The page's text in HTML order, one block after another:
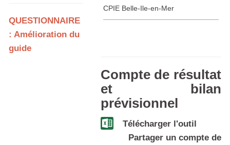
QUESTIONNAIRE
: Amélioration du
guide
CPIE Belle-Ile-en-Mer
Compte de résultat
et bilan
prévisionnel
Télécharger l'outil
Partager un compte de